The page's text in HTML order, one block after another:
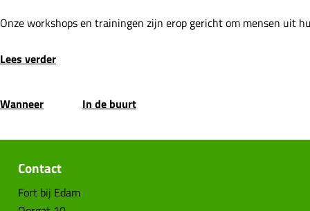
Onze workshops en trainingen zijn erop gericht om mensen uit
Lees verder
Wanneer In de buurt
Contact
Fort bij Edam